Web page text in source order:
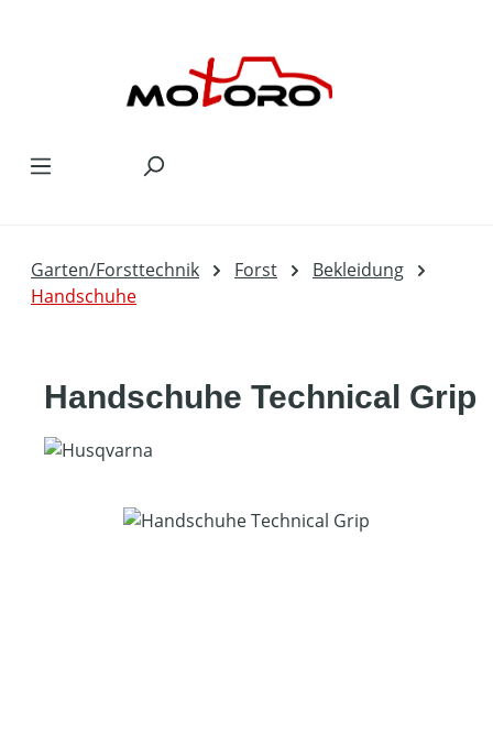
Garten/Forsttechnik Forst
Bekleidung
Handschuhe
Handschuhe Technical Grip
Bildergalerie überspringen